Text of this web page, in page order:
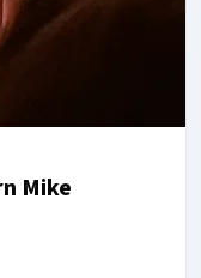
Mike